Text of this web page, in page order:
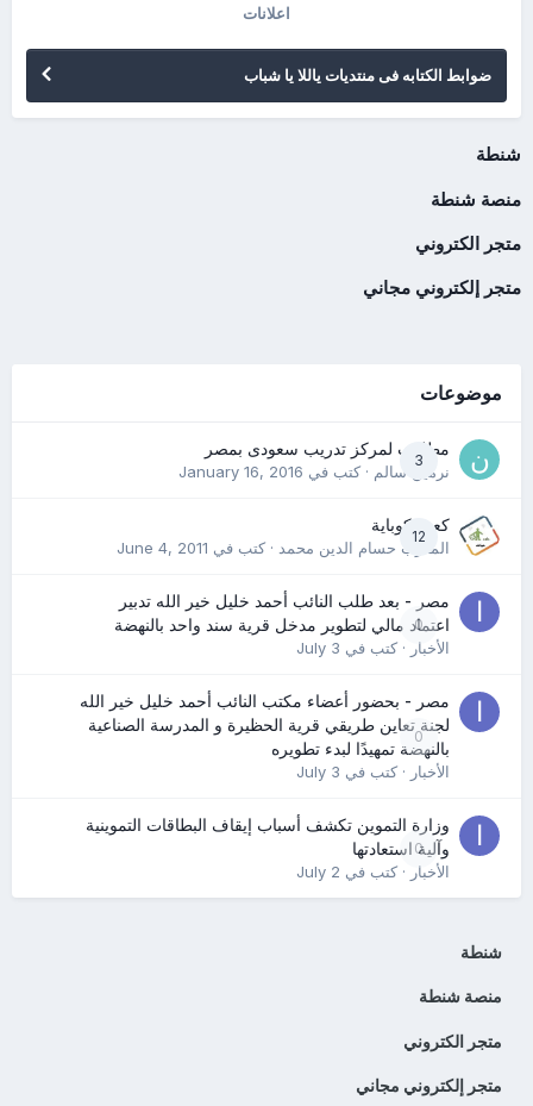
اعلانات
ضوابط الكتابه فى منتديات ياللا يا شباب
شنطة
منصة شنطة
متجر الكتروني
متجر إلكتروني مجاني
موضوعات
3
مطلوب لمركز تدريب سعودى بمصر
نرمين سالم· كتب في January 16, 2016
12
كعب كوباية
المدرب حسام الدين محمد· كتب في June 4, 2011
0
مصر - بعد طلب النائب أحمد خليل خير الله تدبير
اعتماد مالي لتطوير مدخل قرية سند واحد بالنهضة
الأخبار· كتب في July 3
0
مصر - بحضور أعضاء مكتب النائب أحمد خليل خير الله
لجنة تعاين طريقي قرية الحظيرة و المدرسة الصناعية
بالنهضة تمهيدًا لبدء تطويره
الأخبار· كتب في July 3
0
وزارة التموين تكشف أسباب إيقاف البطاقات التموينية
وآلية استعادتها
الأخبار· كتب في July 2
شنطة
منصة شنطة
متجر الكتروني
متجر إلكتروني مجاني